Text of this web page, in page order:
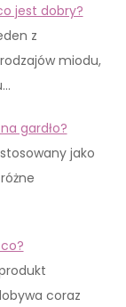
jest dobry?
z
miodu,
gardło?
jako
coraz